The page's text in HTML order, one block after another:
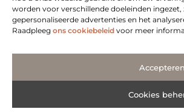
worden voor verschillende doeleinden ingezet,
gepersonaliseerde advertenties en het
Raadpleeg ons cookiebeleid voor meer
Accepteren
Cookies